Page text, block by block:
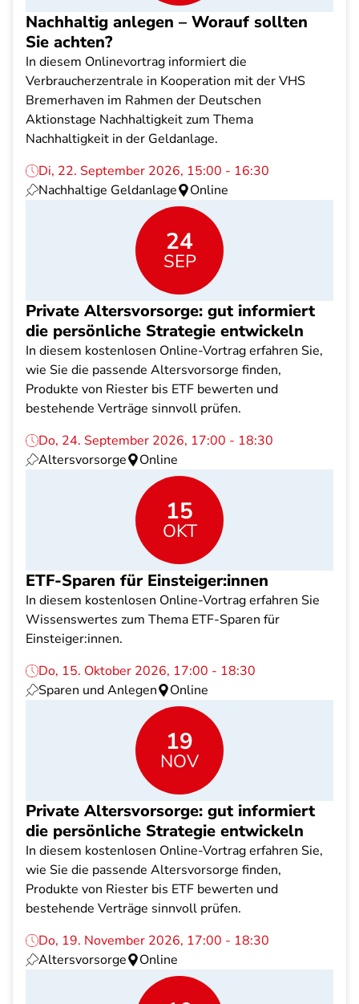
Nachhaltig anlegen – Worauf sollten
Sie achten?
In diesem Onlinevortrag informiert die
Verbraucherzentrale in Kooperation mit der VHS
Bremerhaven im Rahmen der Deutschen
Aktionstage Nachhaltigkeit zum Thema
Nachhaltigkeit in der Geldanlage.
Di, 22. September 2026, 15:00 - 16:30
Nachhaltige Geldanlage
Online
24
SEP
Private Altersvorsorge: gut informiert
die persönliche Strategie entwickeln
In diesem kostenlosen Online-Vortrag erfahren Sie,
wie Sie die passende Altersvorsorge finden,
Produkte von Riester bis ETF bewerten und
bestehende Verträge sinnvoll prüfen.
Do, 24. September 2026, 17:00 - 18:30
Altersvorsorge
Online
15
OKT
ETF-Sparen für Einsteiger:innen
In diesem kostenlosen Online-Vortrag erfahren Sie
Wissenswertes zum Thema ETF-Sparen für
Einsteiger:innen.
Do, 15. Oktober 2026, 17:00 - 18:30
Sparen und Anlegen
Online
19
NOV
Private Altersvorsorge: gut informiert
die persönliche Strategie entwickeln
In diesem kostenlosen Online-Vortrag erfahren Sie,
wie Sie die passende Altersvorsorge finden,
Produkte von Riester bis ETF bewerten und
bestehende Verträge sinnvoll prüfen.
Do, 19. November 2026, 17:00 - 18:30
Altersvorsorge
Online